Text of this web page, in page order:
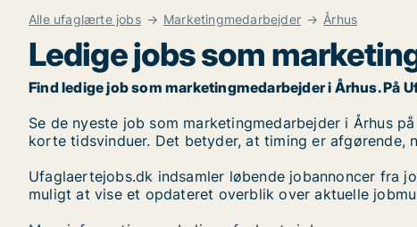
Alle ufaglærte jobs Marketingmedarbejder Århus
Ledige jobs som
Find ledige job som marketingmedarbejder i Århus. På
Se de nyeste job som marketingmedarbejder i Århus
korte tidsvinduer. Det betyder, at timing er afgørende,
Ufaglaertejobs.dk indsamler løbende jobannoncer fra
muligt at vise et opdateret overblik over aktuelle